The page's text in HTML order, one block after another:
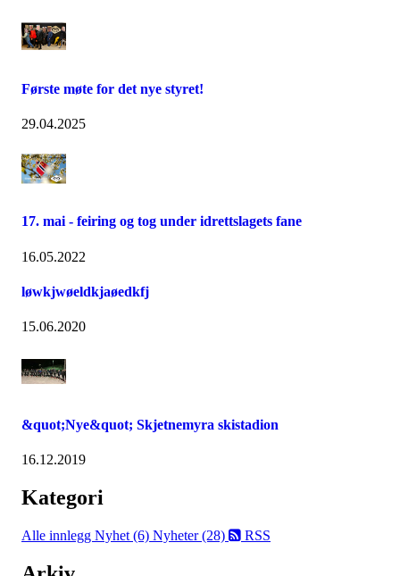
Første møte for det nye styret!
29.04.2025
17. mai - feiring og tog under idrettslagets fane
16.05.2022
løwkjwøeldkjaøedkfj
15.06.2020
&quot;Nye&quot; Skjetnemyra skistadion
16.12.2019
Kategori
Alle innlegg Nyhet (6) Nyheter (28) RSS